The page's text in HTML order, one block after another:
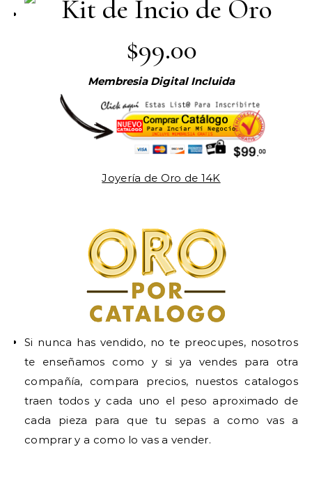
$99.00
Membresia Digital Incluida
Joyería de Oro de 14K
Si nunca has vendido, no te preocupes, nosotros
te enseñamos como y si ya vendes para otra
compañía, compara precios, nuestos catalogos
traen todos y cada uno el peso aproximado de
cada pieza para que tu sepas a como vas a
comprar y a como lo vas a vender.